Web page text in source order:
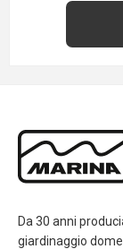
Da 30 anni
giardinaggio